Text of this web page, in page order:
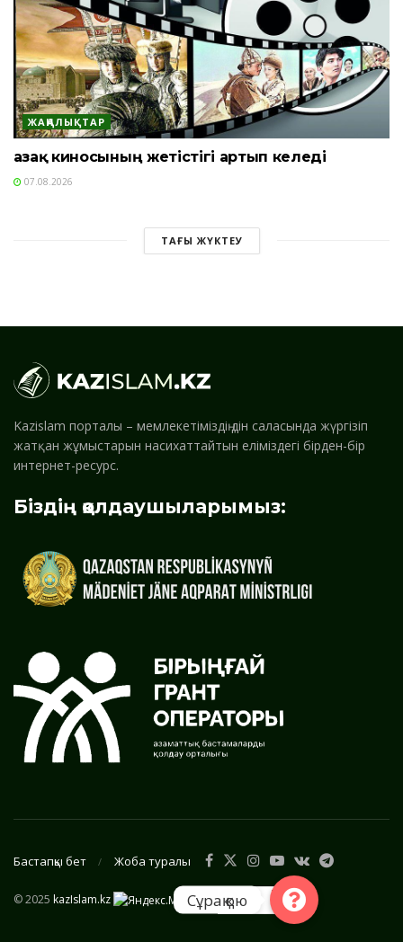
ЖАҢАЛЫҚТАР
Қазақ киносының жетістігі артып келеді
07.08.2026
ТАҒЫ ЖҮКТЕУ
Kazislam порталы – мемлекетіміздің дін саласында жүргізіп
жатқан жұмыстарын насихаттайтын еліміздегі бірден-бір
интернет-ресурс.
Біздің қолдаушыларымыз:
Бастапқы бет Жоба туралы
© 2025 kazIslam.kz Сұрақ қою